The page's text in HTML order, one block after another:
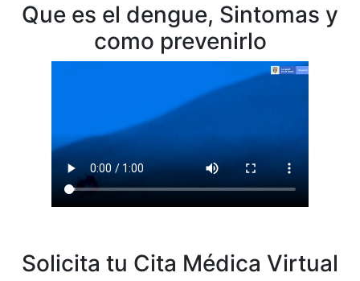
Que es el dengue, Sintomas y
como prevenirlo
Solicita tu Cita Médica Virtual